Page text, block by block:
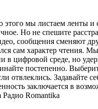
этого мы листаем
Но не спешите
сообщения сменяют
характер чтения.
цифровой среде, но
постепенно.
отвлеклись. Задавайте
заключается в
Радио Romantika